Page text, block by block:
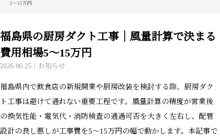
5〜15万円
福島県の厨房ダクト工事｜風量計算で決まる
費用相場5〜15万円
2026.06.25 お知らせ
福島県内で飲食店の新規開業や厨房改装を検討する際、厨房ダク
ト工事は避けて通れない重要工程です。風量計算の精度が営業後
の換気性能・電気代・消防検査の通過可否を大きく左右し、配管
設計の良し悪しが工事費を5〜15万円の幅で動かします。本記事で